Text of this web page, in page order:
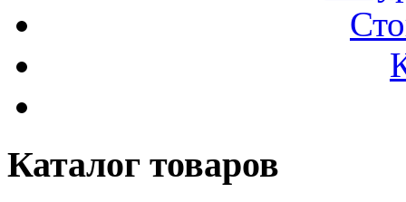
Каталог товаров